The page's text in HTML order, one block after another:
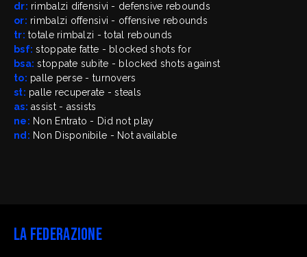
dr: rimbalzi difensivi - defensive rebounds
or: rimbalzi offensivi - offensive rebounds
tr: totale rimbalzi - total rebounds
bsf: stoppate fatte - blocked shots for
bsa: stoppate subite - blocked shots against
to: palle perse - turnovers
st: palle recuperate - steals
as: assist - assists
ne: Non Entrato - Did not play
nd: Non Disponibile - Not available
La Federazione